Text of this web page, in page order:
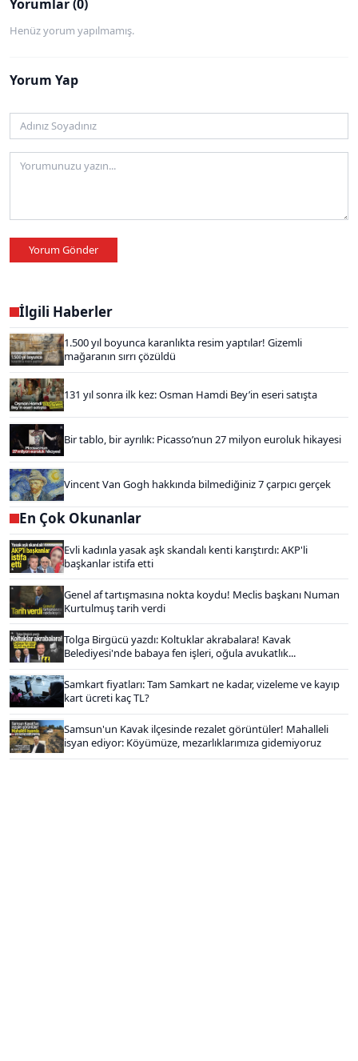
Yorumlar (0)
Henüz yorum yapılmamış.
Yorum Yap
Yorum Gönder
İlgili Haberler
1.500 yıl boyunca karanlıkta resim yaptılar! Gizemli
mağaranın sırrı çözüldü
131 yıl sonra ilk kez: Osman Hamdi Bey’in eseri satışta
Bir tablo, bir ayrılık: Picasso’nun 27 milyon euroluk hikayesi
Vincent Van Gogh hakkında bilmediğiniz 7 çarpıcı gerçek
En Çok Okunanlar
Evli kadınla yasak aşk skandalı kenti karıştırdı: AKP'li
başkanlar istifa etti
Genel af tartışmasına nokta koydu! Meclis başkanı Numan
Kurtulmuş tarih verdi
Tolga Birgücü yazdı: Koltuklar akrabalara! Kavak
Belediyesi'nde babaya fen işleri, oğula avukatlık...
Samkart fiyatları: Tam Samkart ne kadar, vizeleme ve kayıp
kart ücreti kaç TL?
Samsun'un Kavak ilçesinde rezalet görüntüler! Mahalleli
isyan ediyor: Köyümüze, mezarlıklarımıza gidemiyoruz